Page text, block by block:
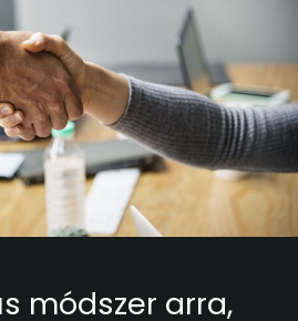
módszer arra,